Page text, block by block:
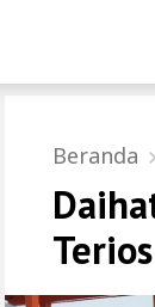
Beranda
Terios